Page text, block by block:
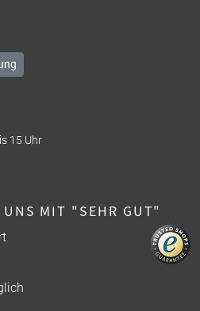
15 Uhr
UNS MIT "SEHR GUT"